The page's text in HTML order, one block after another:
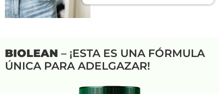
BIOLEAN – ¡ESTA ES UNA FÓRMULA
ÚNICA PARA ADELGAZAR!